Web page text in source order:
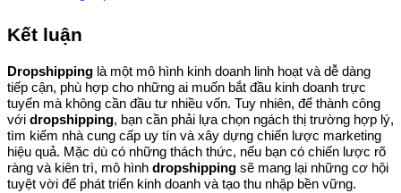
Kết luận
Dropshipping là một mô hình kinh doanh linh hoạt và dễ dàng
tiếp cận, phù hợp cho những ai muốn bắt đầu kinh doanh trực
tuyến mà không cần đầu tư nhiều vốn. Tuy nhiên, để thành công
với dropshipping, bạn cần phải lựa chọn ngách thị trường hợp lý,
tìm kiếm nhà cung cấp uy tín và xây dựng chiến lược marketing
hiệu quả. Mặc dù có những thách thức, nếu bạn có chiến lược rõ
ràng và kiên trì, mô hình dropshipping sẽ mang lại những cơ hội
tuyệt vời để phát triển kinh doanh và tạo thu nhập bền vững.